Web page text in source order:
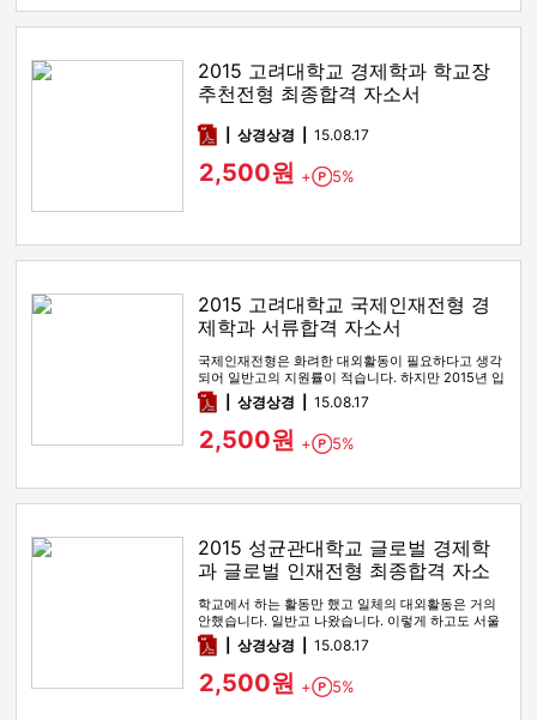
2015 고려대학교 경제학과 학교장
추천전형 최종합격 자소서
pdf상경상경 15.08.17
2,500원 + Point
5%
2015 고려대학교 국제인재전형 경
제학과 서류합격 자소서
국제인재전형은 화려한 대외활동이 필요하다고 생각
되어 일반고의 지원률이 적습니다. 하지만 2015년 입
시 때 고려대학교에서 한…
pdf상경상경 15.08.17
2,500원 + Point
5%
2015 성균관대학교 글로벌 경제학
과 글로벌 인재전형 최종합격 자소
서
학교에서 하는 활동만 했고 일체의 대외활동은 거의
안했습니다. 일반고 나왔습니다. 이렇게 하고도 서울
대 1차, 연세대 경제,…
pdf상경상경 15.08.17
2,500원 + Point
5%